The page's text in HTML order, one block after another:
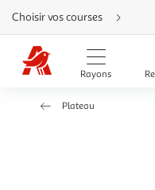
Aller
directement
au
contenu
Aller
directement
Aller
Choisir vos courses
Rayons
Plateau